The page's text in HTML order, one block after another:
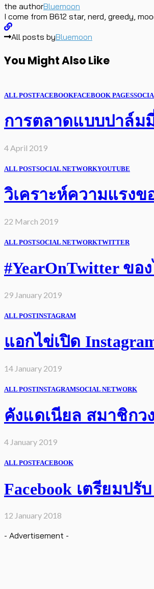
the authorBluemoon
I come from B612 star, nerd, greedy,
All posts byBluemoon
You Might Also Like
ALL POSTFACEBOOKFACEBOOK PAGES
การตลาดแบบปาล์ม
4 April 2019
ALL POSTSOCIAL NETWORKYOUTUBE
วิเคราะห์ความแรงข
22 March 2019
ALL POSTSOCIAL NETWORKTWITTER
#YearOnTwitter ขอ
29 January 2019
ALL POSTINSTAGRAM
แอกไข่เปิด
14 January 2019
ALL POSTINSTAGRAMSOCIAL NETWORK
คังแดเนียล สมาชิกว
4 January 2019
ALL POSTFACEBOOK
Facebook เตรียมปรั
12 January 2018
- Advertisement -